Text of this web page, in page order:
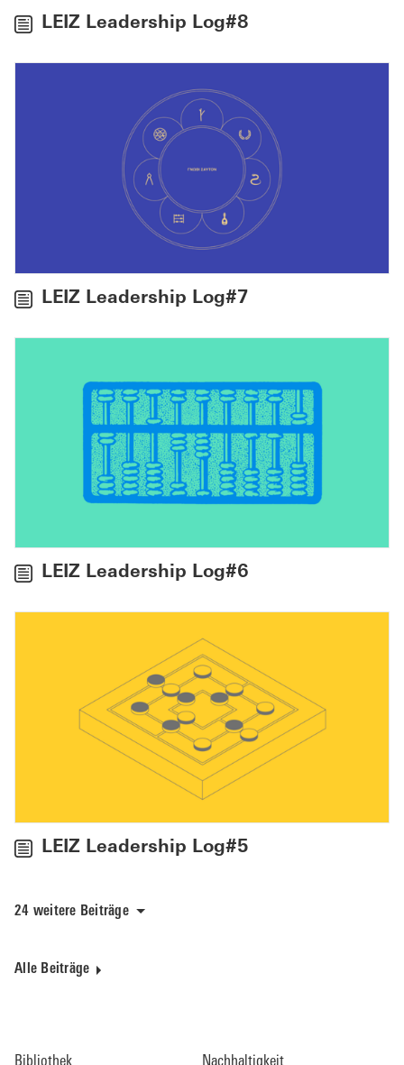
LEIZ Leadership Log#8
LEIZ Leadership Log#7
LEIZ Leadership Log#6
LEIZ Leadership Log#5
24 weitere Beiträge
Alle Beiträge
Bibliothek Nachhaltigkeit